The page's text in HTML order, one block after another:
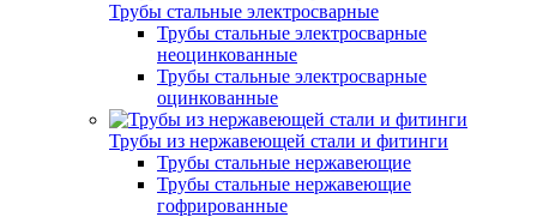
Трубы стальные электросварные
Трубы стальные электросварные
неоцинкованные
Трубы стальные электросварные
оцинкованные
Трубы из нержавеющей стали и фитинги
Трубы стальные нержавеющие
Трубы стальные нержавеющие
гофрированные